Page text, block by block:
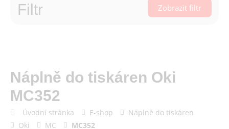
Filtr Zobrazit filtr
Náplně do tiskáren Oki
MC352
Úvodní stránka E-shop
Náplně do tiskáren
Oki
MC MC352